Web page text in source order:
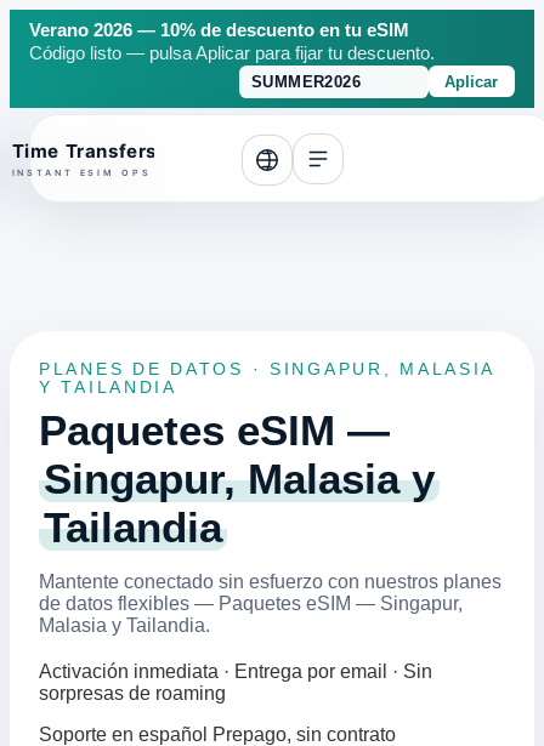
Verano 2026 — 10% de descuento en tu eSIM
Código listo — pulsa Aplicar para fijar tu descuento.
Aplicar
top
PLANES DE DATOS · SINGAPUR, MALASIA
Y TAILANDIA
Paquetes eSIM —
Singapur, Malasia y
Tailandia
Mantente conectado sin esfuerzo con nuestros planes
de datos flexibles — Paquetes eSIM — Singapur,
Malasia y Tailandia.
Activación inmediata · Entrega por email · Sin
sorpresas de roaming
Soporte en español Prepago, sin contrato